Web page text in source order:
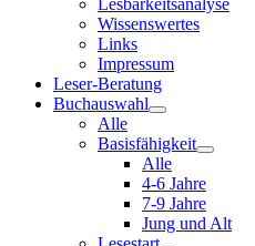
Lesbarkeitsanalyse
Wissenswertes
Links
Impressum
Leser-Beratung
Buchauswahl
Alle
Basisfähigkeit
Alle
4-6 Jahre
7-9 Jahre
Jung und Alt